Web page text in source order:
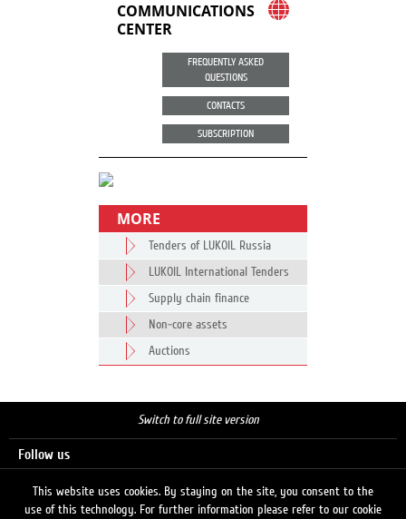
COMMUNICATIONS
CENTER
FREQUENTLY ASKED
QUESTIONS
CONTACTS
SUBSCRIPTION
MORE
Tenders of LUKOIL Russia
LUKOIL International Tenders
Supply chain finance
Non-core assets
Auctions
Switch to full site version
Follow us
This website uses cookies. By staying on the site, you consent to the
use of this technology. For further information please refer to our cookie